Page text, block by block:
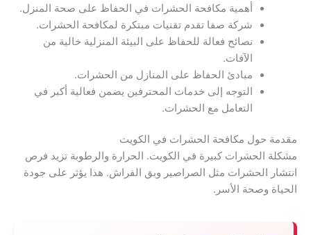
أهمية مكافحة الحشرات في الحفاظ على صحة المنزل.
شركة صفا تقدم تقنيات مبتكرة لمكافحة الحشرات.
نصائح فعالة للحفاظ على البيئة المنزلية خالية من
الآفات.
مبادئ الحفاظ على المنازل من الحشرات.
التوجه إلى خدمات المحترفين يضمن فعالية أكبر في
التعامل مع الحشرات.
مقدمة حول مكافحة الحشرات في الكويت
مشكلة الحشرات كبيرة في الكويت. الحرارة والرطوبة تزيد فرص
انتشار الحشرات مثل الصراصير وبق الفراش. هذا يؤثر على جودة
الحياة وصحة الأسر.